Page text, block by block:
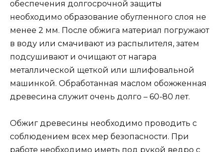
обеспечения долгосрочной защиты
необходимо образование обугленного слоя не
менее 2 мм. После обжига материал погружают
в воду или смачивают из распылителя, затем
подсушивают и очищают от нагара
металлической щеткой или шлифовальной
машинкой. Обработанная маслом обожженная
древесина служит очень долго – 60-80 лет.
Обжиг древесины необходимо проводить с
соблюдением всех мер безопасности. При
работе необходимо иметь под рукой ведро с